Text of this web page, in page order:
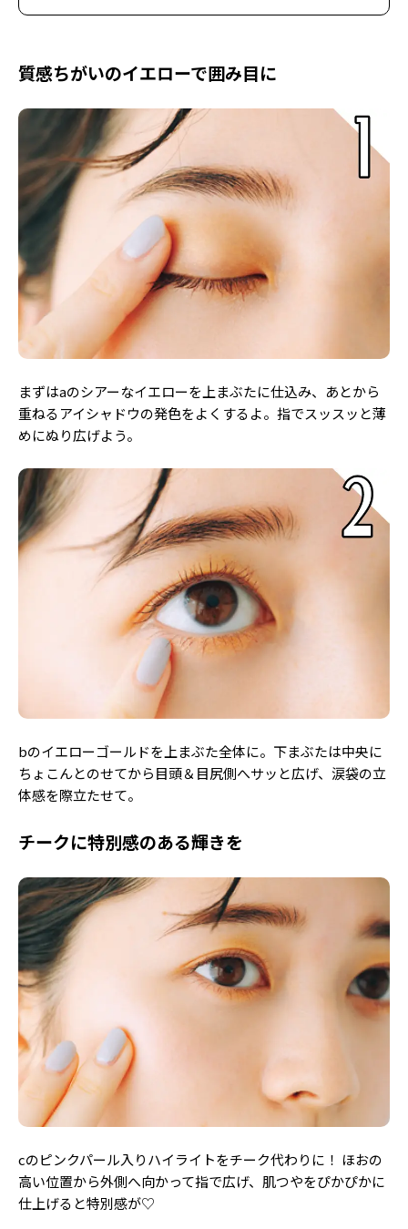
質感ちがいのイエローで囲み目に
まずはaのシアーなイエローを上まぶたに仕込み、あとから
重ねるアイシャドウの発色をよくするよ。指でスッスッと薄
めにぬり広げよう。
bのイエローゴールドを上まぶた全体に。下まぶたは中央に
ちょこんとのせてから目頭＆目尻側へサッと広げ、涙袋の立
体感を際立たせて。
チークに特別感のある輝きを
cのピンクパール入りハイライトをチーク代わりに！ ほおの
高い位置から外側へ向かって指で広げ、肌つやをぴかぴかに
仕上げると特別感が♡